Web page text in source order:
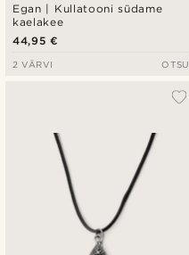
Egan | Kullatooni südame
kaelakee
44,95 €
2 VÄRVI OTSU